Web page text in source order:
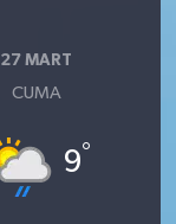
27 MART
CUMA
9°